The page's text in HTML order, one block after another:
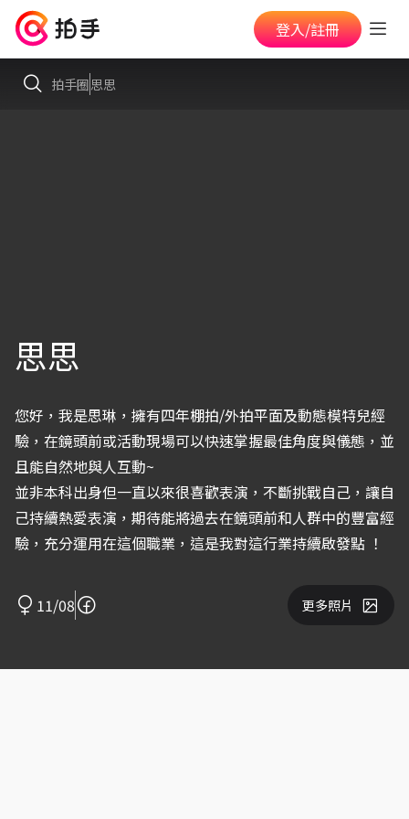
登入/註冊
拍手圈思思
思思
您好，我是思琳，擁有四年棚拍/外拍平面及動態模特兒經
驗，在鏡頭前或活動現場可以快速掌握最佳角度與儀態，並
且能自然地與人互動~
並非本科出身但一直以來很喜歡表演，不斷挑戰自己，讓自
己持續熱愛表演，期待能將過去在鏡頭前和人群中的豐富經
驗，充分運用在這個職業，這是我對這行業持續啟發點 ！
11/08 更多照片